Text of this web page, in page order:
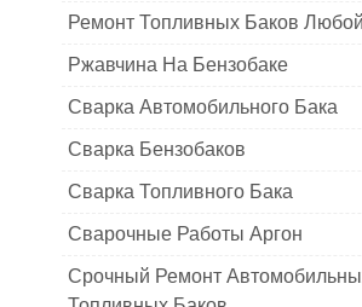
Ремонт Топливных Баков
Ржавчина На Бензобаке
Сварка Автомобильного Бака
Сварка Бензобаков
Сварка Топливного Бака
Сварочные Работы Аргон
Срочный Ремонт